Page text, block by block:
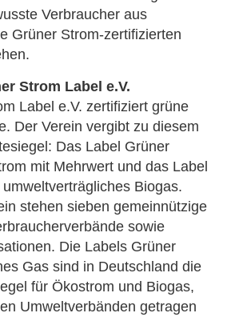
Verbraucher aus
Grüner Strom-zertifizierten
Strom Label e.V.
Label e.V. zertifiziert grüne
Der Verein vergibt zu diesem
Das Label Grüner
mit Mehrwert und das Label
Biogas.
stehen sieben gemeinnützige
sowie
Die Labels Grüner
Gas sind in Deutschland die
für Ökostrom und Biogas,
Umweltverbänden getragen